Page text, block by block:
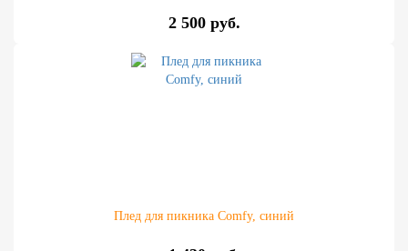
2 500 руб.
Плед для пикника Comfy, синий